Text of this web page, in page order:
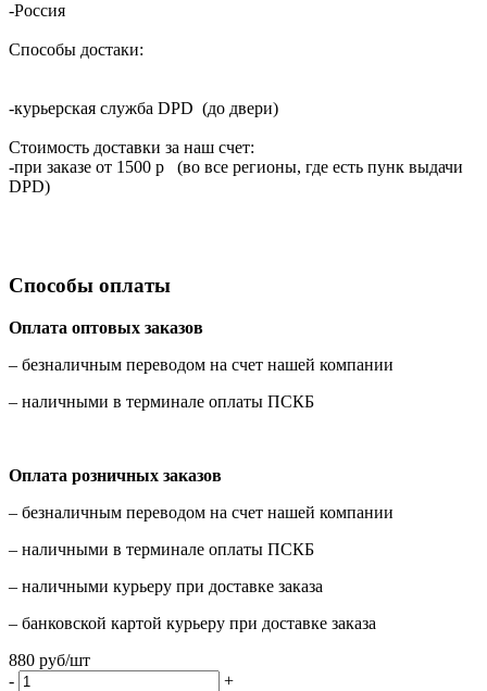
-Россия
Способы достаки:
-курьерская служба DPD (до двери)
Стоимость доставки за наш счет:
-при заказе от 1500 р (во все регионы, где есть пунк выдачи
DPD)
Способы оплаты
Оплата оптовых заказов
– безналичным переводом на счет нашей компании
– наличными в терминале оплаты ПСКБ
Оплата розничных заказов
– безналичным переводом на счет нашей компании
– наличными в терминале оплаты ПСКБ
– наличными курьеру при доставке заказа
– банковской картой курьеру при доставке заказа
880 руб/шт
-
+